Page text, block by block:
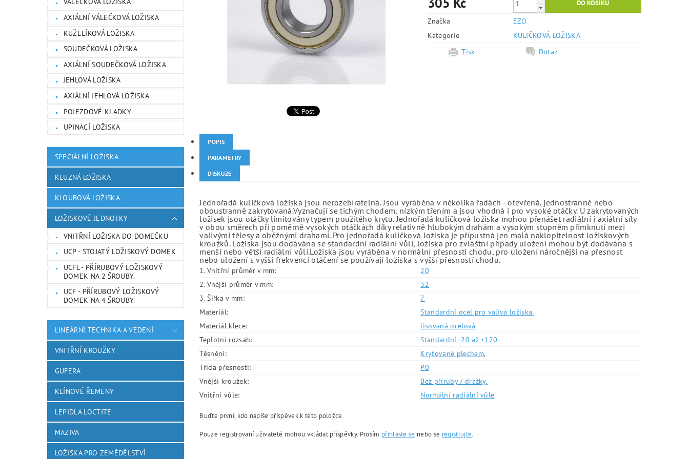
AXIÁLNÍ VÁLEČKOVÁ LOŽISKA
KUŽELÍKOVÁ LOŽISKA
SOUDEČKOVÁ LOŽISKA
AXIÁLNÍ SOUDEČKOVÁ LOŽISKA
JEHLOVÁ LOŽISKA
AXIÁLNÍ JEHLOVÁ LOŽISKA
POJEZDOVÉ KLADKY
UPINACÍ LOŽISKA
SPECIÁLNÍ LOŽISKA
KLUZNÁ LOŽISKA
KLOUBOVÁ LOŽISKA
LOŽISKOVÉ JEDNOTKY
VNITŘNÍ LOŽISKA DO DOMEČKU
UCP - STOJATÝ LOŽISKOVÝ DOMEK
UCFL - PŘÍRUBOVÝ LOŽISKOVÝ
DOMEK NA 2 ŠROUBY.
UCF - PŘÍRUBOVÝ LOŽISKOVÝ
DOMEK NA 4 ŠROUBY.
LINEÁRNÍ TECHNIKA A VEDENÍ
VNITŘNÍ KROUŽKY
GUFERA
KLÍNOVÉ ŘEMENY
LEPIDLA LOCTITE
MAZIVA
LOŽISKA PRO ZEMĚDĚLSTVÍ
Značka
EZO
Kategorie
KULIČKOVÁ LOŽISKA
Tisk
Dotaz
POPIS
PARAMETRY
DISKUZE
Jednořadá kuličková ložiska jsou nerozebíratelná. Jsou vyráběna v několika řadách - otevřená, jednostranně nebo
oboustranně zakrytovaná.Vyznačují se tichým chodem, nízkým třením a jsou vhodná i pro vysoké otáčky. U zakrytovaných
ložisek jsou otáčky limitovány typem použitého krytu. Jednořadá kuličková ložiska mohou přenášet radiální i axiální síly
v obou směrech při poměrně vysokých otáčkách díky relativně hlubokým drahám a vysokým stupněm přimknutí mezi
valivými tělesy a oběžnými drahami. Pro jednořadá kuličková ložiska je přípustná jen malá naklopitelnost ložiskových
kroužků. Ložiska jsou dodávána se standardní radiální vůlí, ložiska pro zvláštní případy uložení mohou být dodávána s
menší nebo větší radiální vůlí.Ložiska jsou vyráběna v normální přesnosti chodu, pro uložení náročnější na přesnost
nebo uložení s vyšší frekvencí otáčení se používají ložiska s vyšší přesností chodu.
1. Vnitřní průměr v mm:
20
2. Vnější průměr v mm:
32
3. Šířka v mm:
7
Materiál:
Standardní ocel pro valivá ložiska.
Materiál klece:
lisovaná ocelová
Teplotní rozsah:
Standardní -20 až +120
Těsnění:
Krytované plechem.
Třída přesnosti:
P0
Vnější kroužek:
Bez příruby / drážky.
Vnitřní vůle:
Normální radiální vůle
Buďte první, kdo napíše příspěvek k této položce.
Pouze registrovaní uživatelé mohou vkládat příspěvky. Prosím přihlaste se nebo se registrujte.